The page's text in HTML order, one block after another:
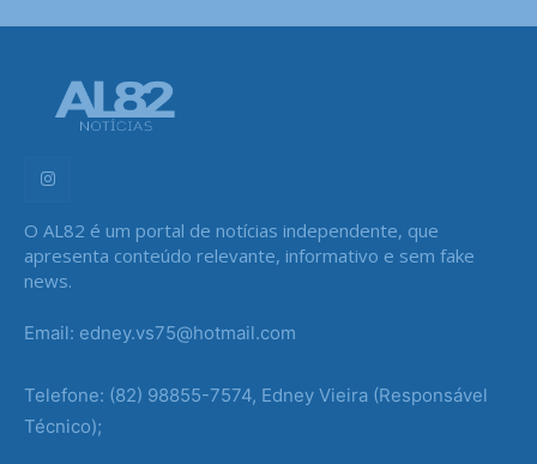
O AL82 é um portal de notícias independente, que
apresenta conteúdo relevante, informativo e sem fake
news.
Email: edney.vs75@hotmail.com
Telefone: (82) 98855-7574, Edney Vieira (Responsável
Técnico);